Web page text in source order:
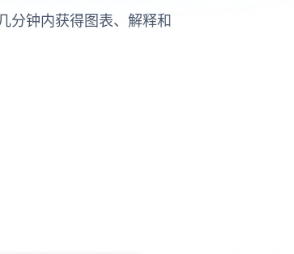
分钟内获得图表、解释和